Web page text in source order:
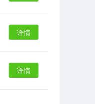
详情
详情